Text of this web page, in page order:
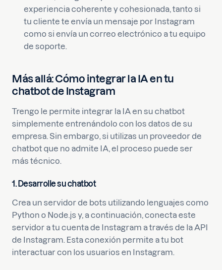
experiencia coherente y cohesionada, tanto si
tu cliente te envía un mensaje por Instagram
como si envía un correo electrónico a tu equipo
de soporte.
Más allá: Cómo integrar la IA en tu
chatbot de Instagram
Trengo le permite integrar la IA en su chatbot
simplemente entrenándolo con los datos de su
empresa. Sin embargo, si utilizas un proveedor de
chatbot que no admite IA, el proceso puede ser
más técnico.
1. Desarrolle su chatbot
Crea un servidor de bots utilizando lenguajes como
Python o Node.js y, a continuación, conecta este
servidor a tu cuenta de Instagram a través de la API
de Instagram. Esta conexión permite a tu bot
interactuar con los usuarios en Instagram.